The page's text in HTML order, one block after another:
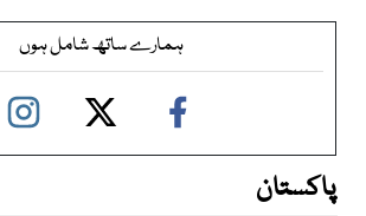
ہمارے ساتھ شامل ہوں
پاکستان